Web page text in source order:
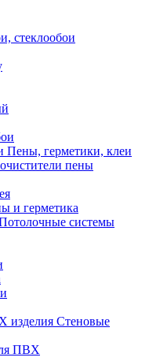
стеклообои
Пены, герметики, клеи
пены
и герметика
системы
Стеновые
ПВХ